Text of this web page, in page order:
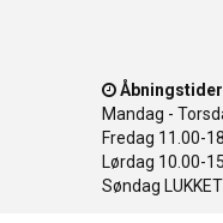
Åbningstider
Mandag -
Fredag 11.00-
Lørdag 10.00-
Søndag LUKKET